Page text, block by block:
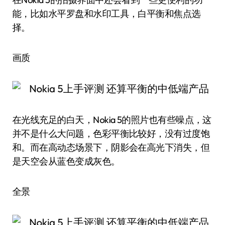
能，比如水平罗盘和水印工具，白平衡和焦点选
择。
画质
在光线充足的白天，Nokia 5的照片也有些噪点，这
并不是什么大问题，色彩平衡比较好，没有过度饱
和。而在高动态场景下，阴影会在高光下消失，但
是天空会从蓝色变成灰色。
全景